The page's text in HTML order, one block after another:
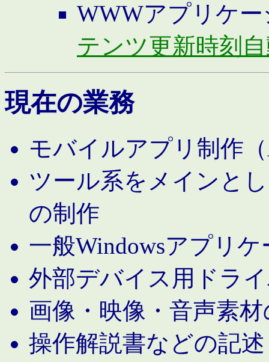
WWWアプリケ
テンツ更新時刻
現在の業務
モバイルアプリ制作
ツール系をメインと
の制作
一般Windowsアプリ
外部デバイス用ドラ
画像・映像・音声素
操作解説書などの記